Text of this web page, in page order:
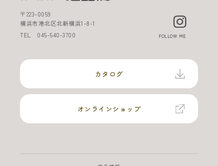
〒223-0059
横浜市港北区北新横浜1-8-1
TEL 045-540-3700 FOLLOW ME
オンラインショップ
カタログ